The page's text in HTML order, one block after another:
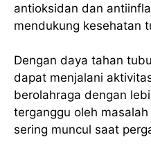
antioksidan dan
mendukung kesehatan
Dengan daya tahan
dapat menjalani
berolahraga dengan
terganggu oleh
sering muncul saat